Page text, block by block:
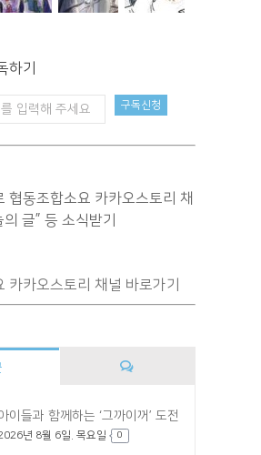
하기
협동조합소요 카카오스토리 채
글” 등 소식받기
카카오스토리 채널 바로가기
이들과 함께하는 ‘그까이꺼’ 도전
년 8월 6일. 목요일 0